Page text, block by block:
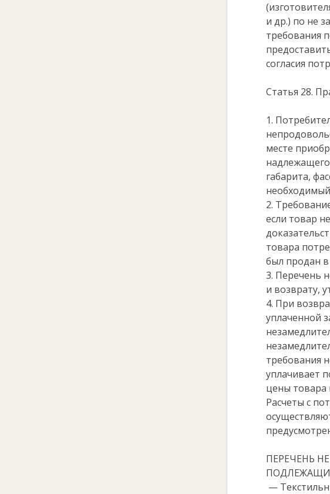
и др.) по не
требования
согласия
Статья 28.
1.
месте
габарита,
2.
если товар
товара
был продан в
3. Перечень
и возврату,
4. При
уплаченной
требования
уплачивает
цены товара
Расчеты с
ПЕРЕЧЕНЬ
—